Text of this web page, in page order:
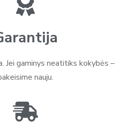
Jei gaminys neatitiks kokybės –
nauju.